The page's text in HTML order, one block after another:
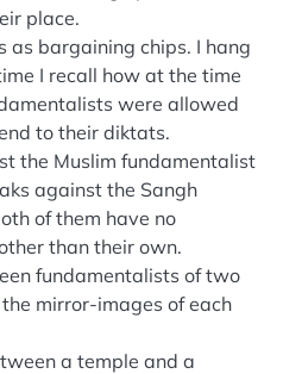
place.
as bargaining chips. I hang
I recall how at the time
were allowed
to their diktats.
the Muslim fundamentalist
against the Sangh
of them have no
than their own.
fundamentalists of two
mirror-images of each
a temple and a